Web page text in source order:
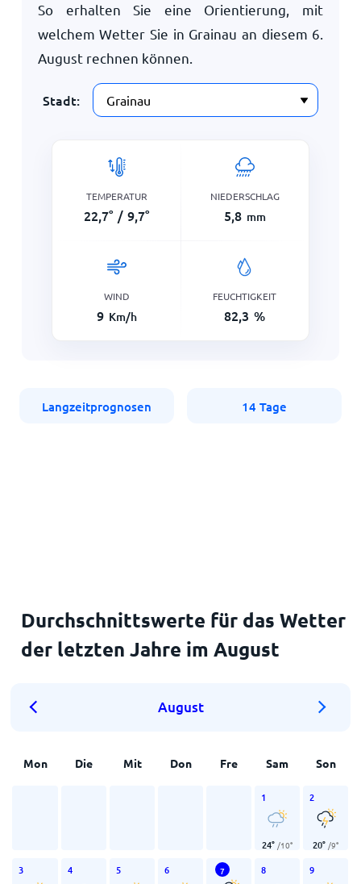
So erhalten Sie eine Orientierung, mit
welchem Wetter Sie in Grainau an diesem 6.
Augustrechnen können.
Stadt:
TEMPERATUR
22,7° / 9,7°
NIEDERSCHLAG
5,8 mm
WIND
9 Km/h
FEUCHTIGKEIT
82,3 %
Langzeitprognosen 14 Tage
Durchschnittswerte für das Wetter
der letzten Jahre im August
August
Mon Die Mit Don Fre Sam Son
1
24° /10°
2
20° /9°
3 4 5 6 7 8 9